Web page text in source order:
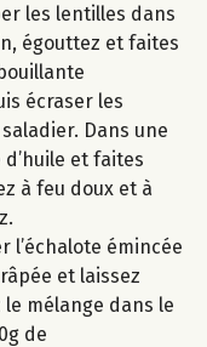
les lentilles dans
égouttez et faites
écraser les
Dans une
et faites
à feu doux et à
l’échalote émincée
et laissez
mélange dans le
de